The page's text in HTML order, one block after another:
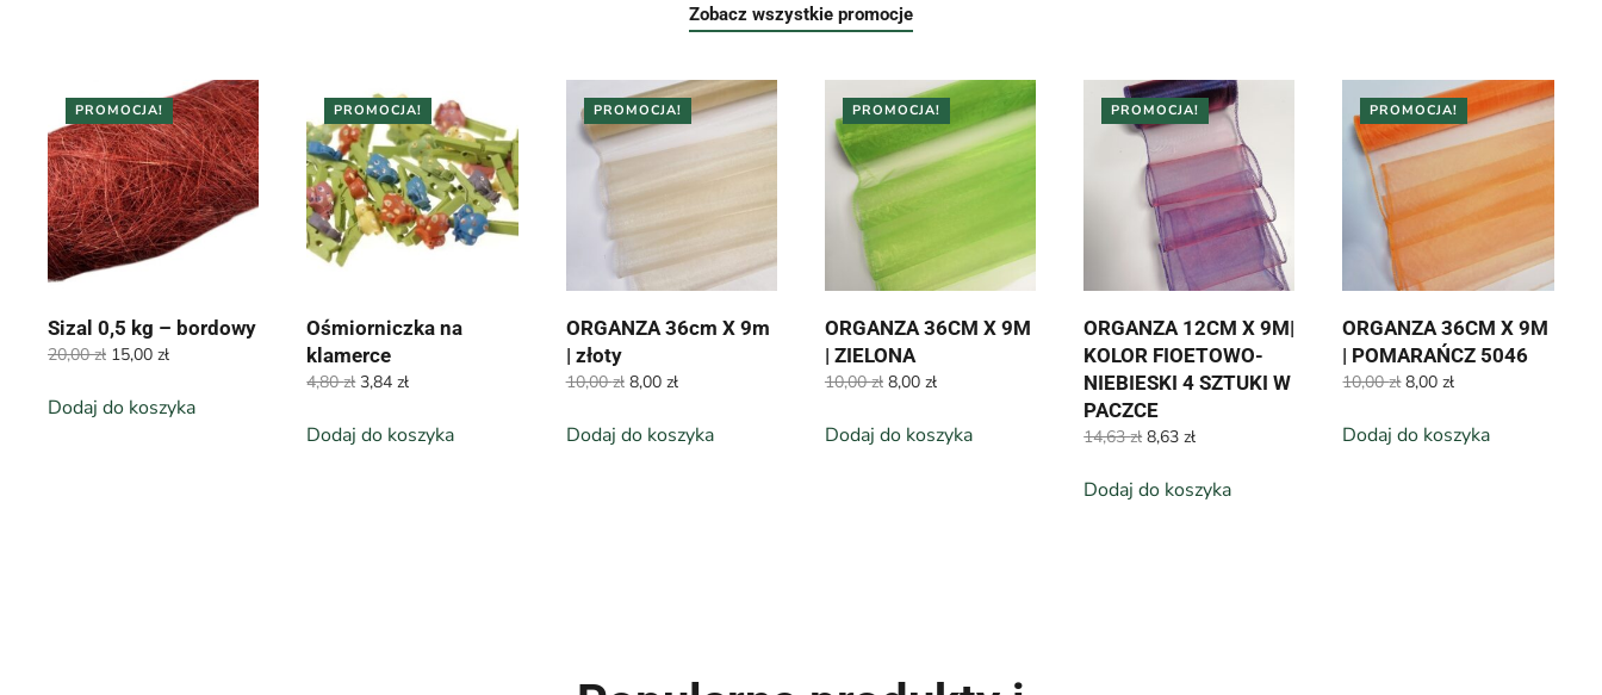
Zobacz wszystkie promocje
PROMOCJA!
Sizal 0,5 kg – bordowy
20,00zł Pierwotna
wynosiła:
15,00 złAktualna
wynosi:
Dodaj do koszyka
PROMOCJA!
Ośmiorniczka na
klamerce
4,80zł Pierwotna
wynosiła:
3,84złAktualna
wynosi:
Dodaj do koszyka
PROMOCJA!
ORGANZA 36cm X 9m
| złoty
10,00zł Pierwotna
wynosiła:
8,00 złAktualna
wynosi:
Dodaj do koszyka
PROMOCJA!
ORGANZA 36CM X 9M
| ZIELONA
10,00zł Pierwotna
wynosiła:
8,00 złAktualna
wynosi:
Dodaj do koszyka
PROMOCJA!
ORGANZA 12CM X 9M|
KOLOR FIOETOWO-
NIEBIESKI 4 SZTUKI W
PACZCE
14,63zł Pierwotna
wynosiła:
8,63złAktualna
wynosi:
Dodaj do koszyka
PROMOCJA!
ORGANZA 36CM X 9M
| POMARAŃCZ 5046
10,00złPierwotna
wynosiła:
8,00złAktualna
wynosi:
Dodaj do koszyka